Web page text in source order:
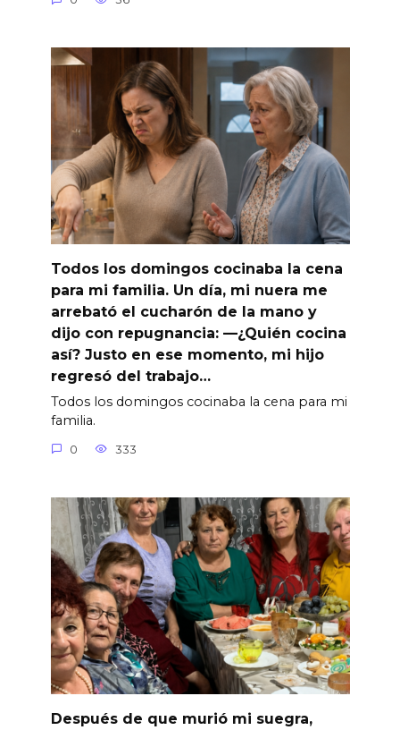
Todos los domingos cocinaba la cena
para mi familia. Un día, mi nuera me
arrebató el cucharón de la mano y
dijo con repugnancia: —¿Quién cocina
así? Justo en ese momento, mi hijo
regresó del trabajo…
Todos los domingos cocinaba la cena para mi
familia.
0 333
Después de que murió mi suegra,